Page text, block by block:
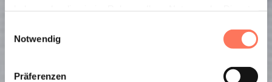
Notwendig
Präferenzen